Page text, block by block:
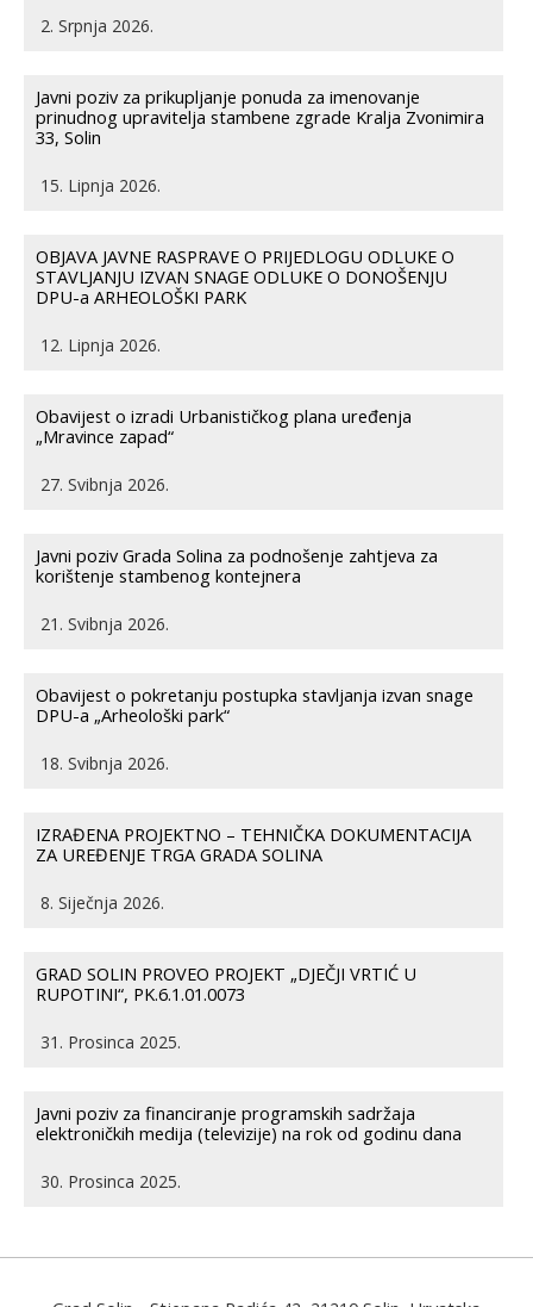
2. Srpnja 2026.
Javni poziv za prikupljanje ponuda za imenovanje
prinudnog upravitelja stambene zgrade Kralja Zvonimira
33, Solin
15. Lipnja 2026.
OBJAVA JAVNE RASPRAVE O PRIJEDLOGU ODLUKE O
STAVLJANJU IZVAN SNAGE ODLUKE O DONOŠENJU
DPU-a ARHEOLOŠKI PARK
12. Lipnja 2026.
Obavijest o izradi Urbanističkog plana uređenja
„Mravince zapad“
27. Svibnja 2026.
Javni poziv Grada Solina za podnošenje zahtjeva za
korištenje stambenog kontejnera
21. Svibnja 2026.
Obavijest o pokretanju postupka stavljanja izvan snage
DPU-a „Arheološki park“
18. Svibnja 2026.
IZRAĐENA PROJEKTNO – TEHNIČKA DOKUMENTACIJA
ZA UREĐENJE TRGA GRADA SOLINA
8. Siječnja 2026.
GRAD SOLIN PROVEO PROJEKT „DJEČJI VRTIĆ U
RUPOTINI“, PK.6.1.01.0073
31. Prosinca 2025.
Javni poziv za financiranje programskih sadržaja
elektroničkih medija (televizije) na rok od godinu dana
30. Prosinca 2025.